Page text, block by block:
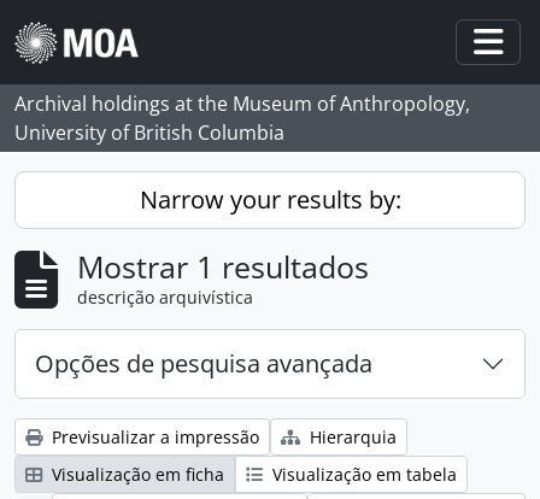
Skip to main content
Archival holdings at the Museum of Anthropology,
University of British Columbia
Narrow your results by:
Mostrar 1 resultados
descrição arquivística
Opções de pesquisa avançada
Previsualizar a impressão
Hierarquia
Visualização em ficha
Visualização em tabela